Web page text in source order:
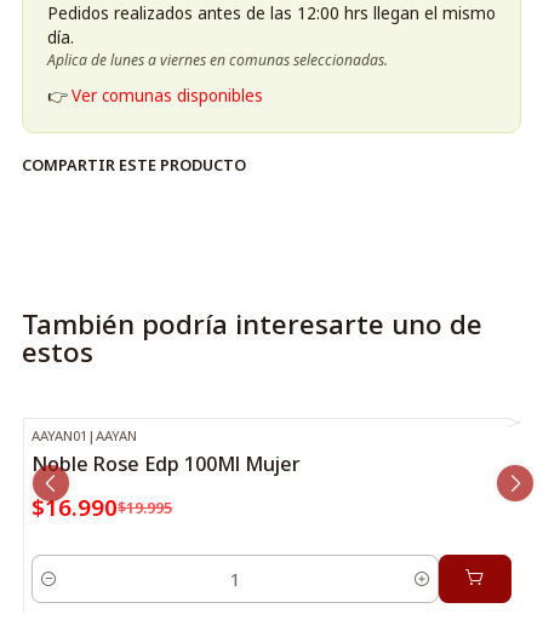
Pedidos realizados antes de las 12:00 hrs llegan el mismo
día.
Aplica de lunes a viernes en comunas seleccionadas.
👉Ver comunas disponibles
COMPARTIR ESTE PRODUCTO
También podría interesarte uno de
estos
-15% OFF
AAYAN01 |AAYAN
Noble Rose Edp 100Ml Mujer
$16.990$19.995
Cantidad